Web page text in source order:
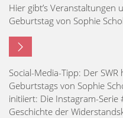
Hier gibt’s Veranstaltungen
Geburtstag von Sophie
Social-Media-Tipp: Der
Geburtstags von Sophie
initiiert: Die Instagram-
Geschichte der